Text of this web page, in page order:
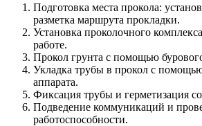
Подготовка места прокола:
разметка маршрута прокладки.
Установка проколочного
работе.
Прокол грунта с помощью
Укладка трубы в прокол с
аппарата.
Фиксация трубы и герметизация
Подведение коммуникаций и
работоспособности.